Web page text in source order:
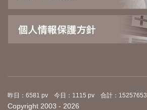
昨日：6581 pv 今日：1115 pv 合計：15257653
Copyright 2003 - 2026